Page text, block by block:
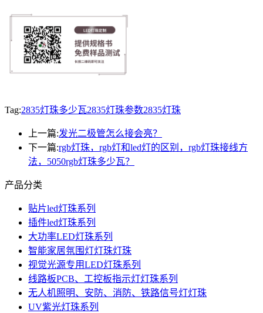
Tag:2835灯珠多少瓦2835灯珠参数2835灯珠
上一篇:发光二极管怎么接会亮？
下一篇:rgb灯珠，rgb灯和led灯的区别，rgb灯珠接线方
法，5050rgb灯珠多少瓦？
产品分类
贴片led灯珠系列
插件led灯珠系列
大功率LED灯珠系列
智能家居氛围灯灯珠灯珠
视觉光源专用LED灯珠系列
线路板PCB、工控板指示灯灯珠系列
无人机照明、安防、消防、铁路信号灯灯珠
UV紫光灯珠系列